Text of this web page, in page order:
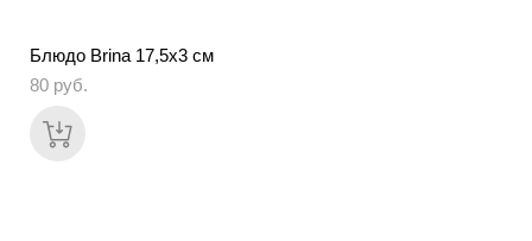
Блюдо Brina 17,5х3 см
80 pуб.